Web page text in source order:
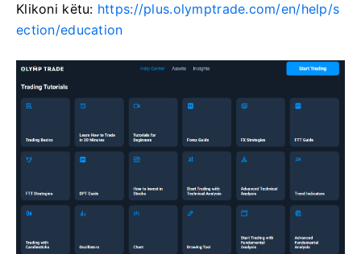
Klikoni këtu: https://plus.olymptrade.com/en/help/s
ection/education